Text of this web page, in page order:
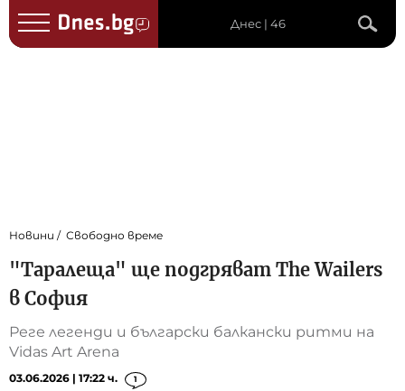
Днес | 46
Новини Свободно време
"Таралеща" ще подгряват The Wailers
в София
Реге легенди и български балкански ритми на
Vidas Art Arena
03.06.2026 | 17:22 ч. 1